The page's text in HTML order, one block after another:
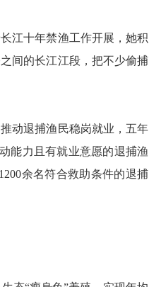
江十年禁渔工作开展，她积
间的长江江段，把不少偷捕
动退捕渔民稳岗就业，五年
能力且有就业意愿的退捕渔
余名符合救助条件的退捕